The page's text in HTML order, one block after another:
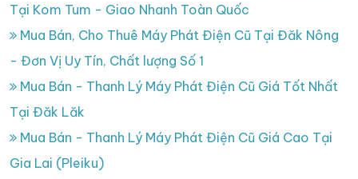
Tại Kom Tum - Giao Nhanh Toàn Quốc
Mua Bán, Cho Thuê Máy Phát Điện Cũ Tại Đăk Nông
- Đơn Vị Uy Tín, Chất lượng Số 1
Mua Bán - Thanh Lý Máy Phát Điện Cũ Giá Tốt Nhất
Tại Đăk Lăk
Mua Bán - Thanh Lý Máy Phát Điện Cũ Giá Cao Tại
Gia Lai (Pleiku)